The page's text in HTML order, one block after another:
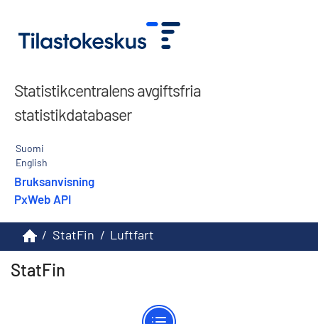
Statistikcentralens avgiftsfria
statistikdatabaser
Suomi
English
Bruksanvisning
PxWeb API
/ StatFin / Luftfart
StatFin